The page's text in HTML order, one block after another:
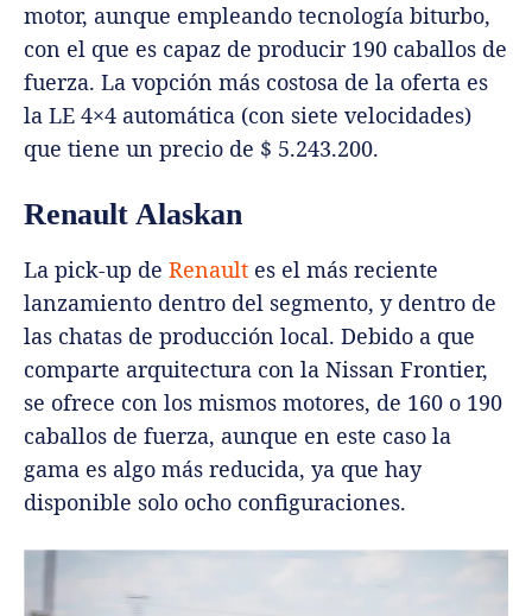
motor, aunque empleando tecnología biturbo,
con el que es capaz de producir 190 caballos de
fuerza. La vopción más costosa de la oferta es
la LE 4×4 automática (con siete velocidades)
que tiene un precio de $ 5.243.200.
Renault Alaskan
La pick-up de Renault es el más reciente
lanzamiento dentro del segmento, y dentro de
las chatas de producción local. Debido a que
comparte arquitectura con la Nissan Frontier,
se ofrece con los mismos motores, de 160 o 190
caballos de fuerza, aunque en este caso la
gama es algo más reducida, ya que hay
disponible solo ocho configuraciones.